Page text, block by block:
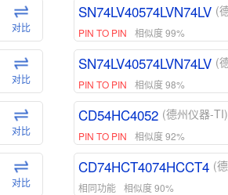
对比
对比
对比
对比
SN74LV40574LVN74LV
PIN TO PIN 相似度 99%
SN74LV40574LVN74LV
PIN TO PIN 相似度 98%
CD54HC4052 (德州仪器-TI)
PIN TO PIN 相似度 92%
CD74HCT4074HCCT4
相同功能 相似度 90%